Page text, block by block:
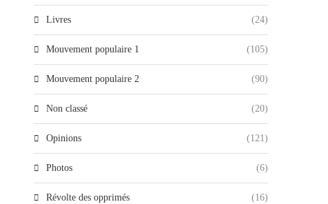
Livres (24)
Mouvement populaire 1 (105)
Mouvement populaire 2 (90)
Non classé (20)
Opinions (121)
Photos (6)
Révolte des opprimés (16)